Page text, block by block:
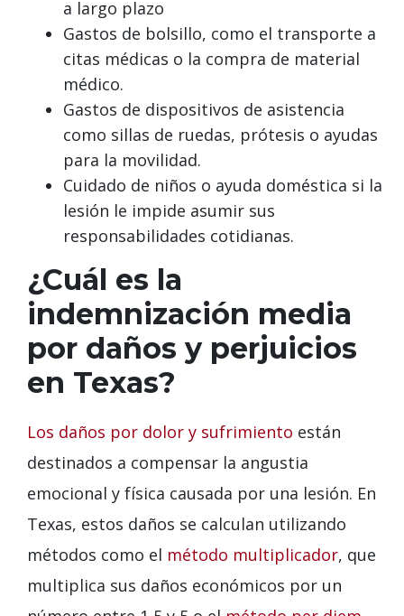
a largo plazo
Gastos de bolsillo, como el transporte a
citas médicas o la compra de material
médico.
Gastos de dispositivos de asistencia
como sillas de ruedas, prótesis o ayudas
para la movilidad.
Cuidado de niños o ayuda doméstica si la
lesión le impide asumir sus
responsabilidades cotidianas.
¿Cuál es la
indemnización media
por daños y perjuicios
en Texas?
Los daños por dolor y sufrimiento están
destinados a compensar la angustia
emocional y física causada por una lesión. En
Texas, estos daños se calculan utilizando
métodos como el método multiplicador, que
multiplica sus daños económicos por un